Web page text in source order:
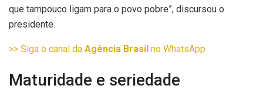
que tampouco ligam para o povo pobre”, discursou o
presidente.
>> Siga o canal da Agência Brasil no WhatsApp
Maturidade e seriedade